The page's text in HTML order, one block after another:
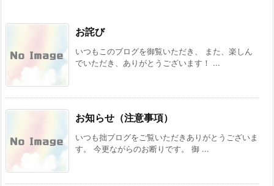
お詫び
いつもこのブログを御覧いただき、 また、楽しん
でいただき、ありがとうございます！ ...
お知らせ（注意事項）
いつも拙ブログをご覧いただきありがとうございま
す。 今更ながらのお断りです。 御 ...